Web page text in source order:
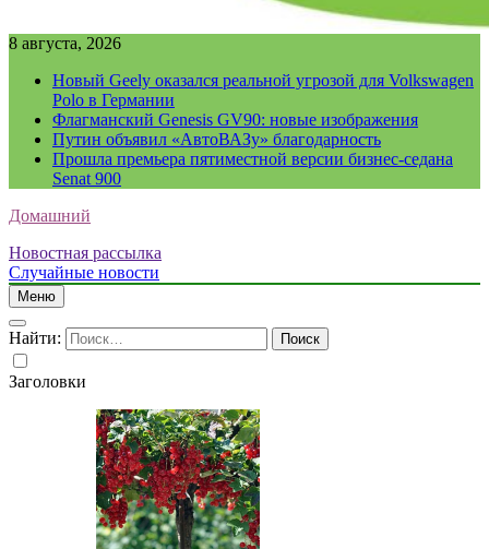
8 августа, 2026
Новый Geely оказался реальной угрозой для Volkswagen
Polo в Германии
Флагманский Genesis GV90: новые изображения
Путин объявил «АвтоВАЗу» благодарность
Прошла премьера пятиместной версии бизнес-седана
Senat 900
Домашний
Новостная рассылка
Случайные новости
Меню
Найти:
Заголовки